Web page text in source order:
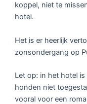
koppel, niet te
hotel.
Het is er heerlijk
zonsondergang op
Let op: in het hotel
honden niet
vooral voor een